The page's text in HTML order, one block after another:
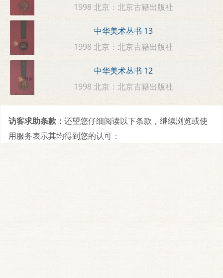
1998 北京：北京古籍出版社
中华美术丛书 13
1998 北京：北京古籍出版社
中华美术丛书 12
1998 北京：北京古籍出版社
访客求助条款： 还望您仔细阅读以下条款，继续浏览或使
用服务表示其均得到您的认可：